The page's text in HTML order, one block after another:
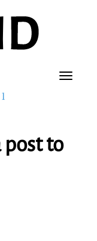
Toggle
1
post to